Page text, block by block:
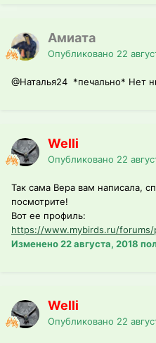
Амиата
Опубликовано 22
@Наталья24 *печально* Нет
Welli
Опубликовано 22
Так сама Вера вам написала,
посмотрите!
Вот ее профиль:
https://www.mybirds.ru/
Изменено22 августа, 2018
Welli
Опубликовано 22